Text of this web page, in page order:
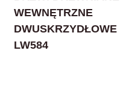
WEWNĘTRZNE
DWUSKRZYDŁOWE
LW584